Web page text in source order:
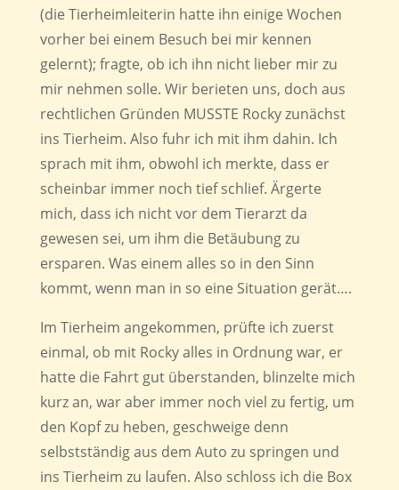
(die Tierheimleiterin hatte ihn einige Wochen
vorher bei einem Besuch bei mir kennen
gelernt); fragte, ob ich ihn nicht lieber mir zu
mir nehmen solle. Wir berieten uns, doch aus
rechtlichen Gründen MUSSTE Rocky zunächst
ins Tierheim. Also fuhr ich mit ihm dahin. Ich
sprach mit ihm, obwohl ich merkte, dass er
scheinbar immer noch tief schlief. Ärgerte
mich, dass ich nicht vor dem Tierarzt da
gewesen sei, um ihm die Betäubung zu
ersparen. Was einem alles so in den Sinn
kommt, wenn man in so eine Situation gerät….
Im Tierheim angekommen, prüfte ich zuerst
einmal, ob mit Rocky alles in Ordnung war, er
hatte die Fahrt gut überstanden, blinzelte mich
kurz an, war aber immer noch viel zu fertig, um
den Kopf zu heben, geschweige denn
selbstständig aus dem Auto zu springen und
ins Tierheim zu laufen. Also schloss ich die Box